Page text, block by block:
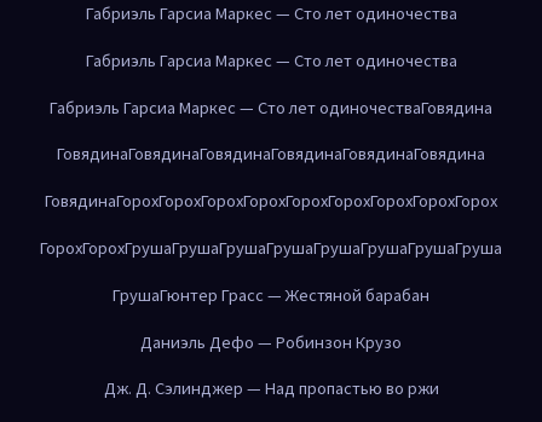
Габриэль Гарсиа Маркес — Сто лет одиночества
Габриэль Гарсиа Маркес — Сто лет одиночества
Габриэль Гарсиа Маркес — Сто лет одиночестваГовядина
ГовядинаГовядинаГовядинаГовядинаГовядинаГовядина
ГовядинаГорохГорохГорохГорохГорохГорохГорохГорохГорох
ГорохГорохГрушаГрушаГрушаГрушаГрушаГрушаГрушаГруша
ГрушаГюнтер Грасс — Жестяной барабан
Даниэль Дефо — Робинзон Крузо
Дж. Д. Сэлинджер — Над пропастью во ржи